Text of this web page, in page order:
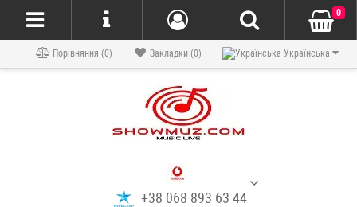
Українська
Закладки (0)
Порівняння (0)
+38 068 893 63 44
0